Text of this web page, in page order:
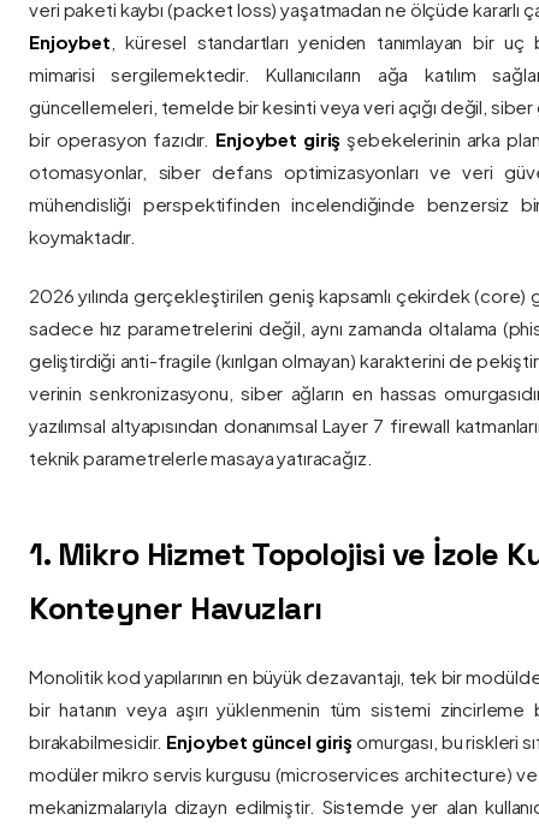
veri paketi kaybı (packet loss) yaşatmadan ne ölçüde kararlı
Enjoybet , küresel standartları yeniden tanımlayan bir
mimarisi sergilemektedir. Kullanıcıların ağa katılım
güncellemeleri, temelde bir kesinti veya veri açığı değil, siber
bir operasyon fazıdır. Enjoybet giriş şebekelerinin arka
otomasyonlar, siber defans optimizasyonları ve veri
mühendisliği perspektifinden incelendiğinde benzersiz
koymaktadır.
2026 yılında gerçekleştirilen geniş kapsamlı çekirdek
sadece hız parametrelerini değil, aynı zamanda oltalama
geliştirdiği anti-fragile (kırılgan olmayan) karakterini de
verinin senkronizasyonu, siber ağların en hassas
yazılımsal altyapısından donanımsal Layer 7 firewall
teknik parametrelerle masaya yatıracağız.
1. Mikro Hizmet Topolojisi ve İzole
Konteyner Havuzları
Monolitik kod yapılarının en büyük dezavantajı, tek bir
bir hatanın veya aşırı yüklenmenin tüm sistemi zincirleme
bırakabilmesidir. Enjoybet güncel giriş omurgası, bu riskleri
modüler mikro servis kurgusu (microservices architecture)
mekanizmalarıyla dizayn edilmiştir. Sistemde yer alan